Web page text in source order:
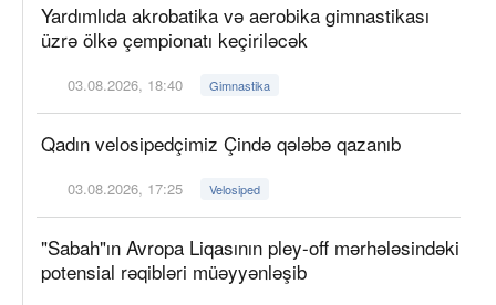
Yardımlıda akrobatika və aerobika gimnastikası
üzrə ölkə çempionatı keçiriləcək
03.08.2026, 18:40 Gimnastika
Qadın velosipedçimiz Çində qələbə qazanıb
03.08.2026, 17:25 Velosiped
"Sabah"ın Avropa Liqasının pley-off mərhələsindəki
potensial rəqibləri müəyyənləşib